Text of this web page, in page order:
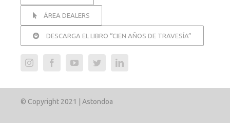
ÁREA DEALERS
DESCARGA EL LIBRO “CIEN AÑOS DE TRAVESÍA”
© Copyright 2021 | Astondoa